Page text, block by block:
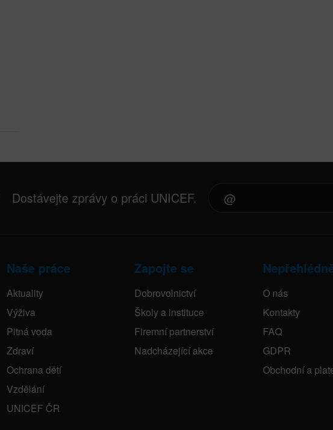
Dostávejte zprávy o práci UNICEF.
Naše práce
Aktuality
Výživa
Pitná voda
Zdraví
Ochrana dětí
Vzdělání
UNICEF ČR
Zapojte se
Dobrovolnictví
Školy a instituce
Firemní partnerství
Nadcházející akce
O nás
Kontakty
FAQ
GDPR
Obchodní a